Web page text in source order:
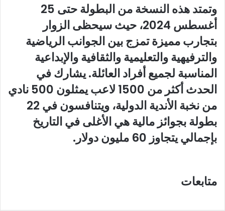
وتمتد هذه النسخة من البطولة حتى 25
أغسطس 2024، حيث سيحظى الزوار
بتجارب مميزة تمزج بين الجوانب الرياضية
والترفيهية والتعليمية والثقافية والإبداعية
المناسبة لجميع أفراد العائلة. يشارك في
الحدث أكثر من 1500 لاعب يمثلون 500 نادي
من نخبة الأندية الدولية، ويتنافسون في 22
بطولة بجوائز مالية هي الأغلى في التاريخ
بإجمالي يتجاوز 60 مليون دولار.
متابعات